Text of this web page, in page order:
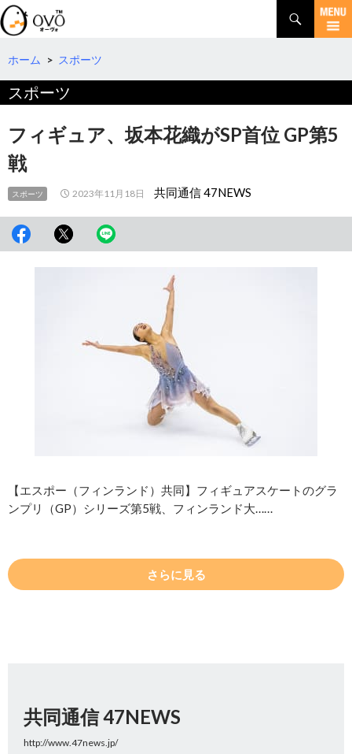
検
索
コ
テ
へ
移
ホーム > スポーツ
スポーツ
フィギュア、坂本花織がSP首位 GP第5
戦
スポーツ 2023年11月18日 共同通信 47NEWS
【エスポー（フィンランド）共同】フィギュアスケートのグラ
ンプリ（GP）シリーズ第5戦、フィンランド大……
さらに見る
共同通信 47NEWS
http://www.47news.jp/